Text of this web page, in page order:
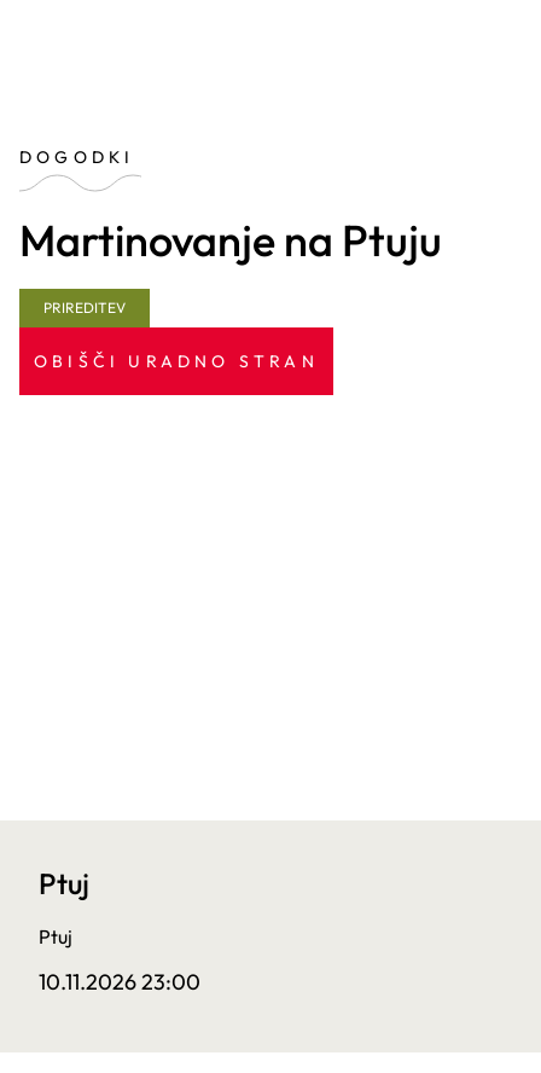
DOGODKI
Martinovanje na Ptuju
PRIREDITEV
OBIŠČI URADNO STRAN
Ptuj
Ptuj
10.11.2026 23:00